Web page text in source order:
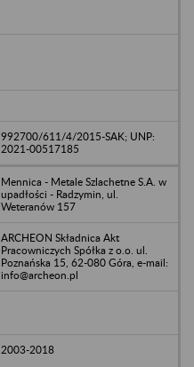
992700/611/4/2015-SAK; UNP:
2021-00517185
Mennica - Metale Szlachetne S.A. w
upadłości - Radzymin, ul.
Weteranów 157
ARCHEON Składnica Akt
Pracowniczych Spółka z o.o. ul.
Poznańska 15, 62-080 Góra, e-mail:
info@archeon.pl
2003-2018